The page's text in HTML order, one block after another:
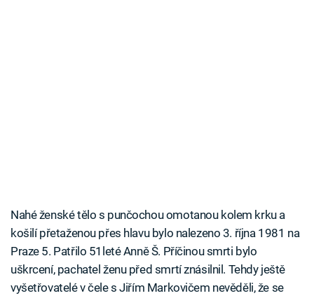
Nahé ženské tělo s punčochou omotanou kolem krku a
košilí přetaženou přes hlavu bylo nalezeno 3. října 1981 na
Praze 5. Patřilo 51leté Anně Š. Příčinou smrti bylo
uškrcení, pachatel ženu před smrtí znásilnil. Tehdy ještě
vyšetřovatelé v čele s Jiřím Markovičem nevěděli, že se